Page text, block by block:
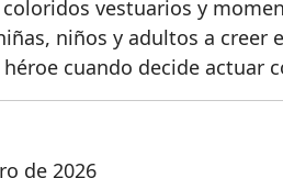
vestuarios y
niños y adultos a creer
cuando decide actuar
de 2026